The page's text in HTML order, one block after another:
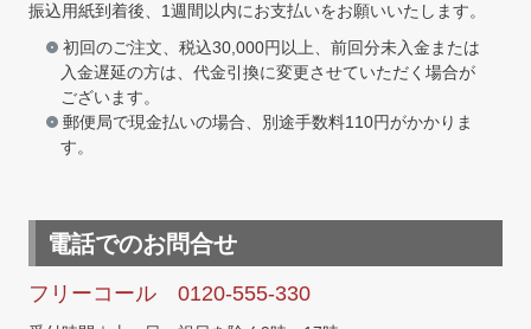
振込用紙到着後、1週間以内にお支払いをお願いいたします。
初回のご注文、税込30,000円以上、前回分未入金または
入金遅延の方は、代金引換に変更させていただく場合が
ございます。
郵便局で現金払いの場合、別途手数料110円がかかりま
す。
電話でのお問合せ
フリーコール 0120-555-330